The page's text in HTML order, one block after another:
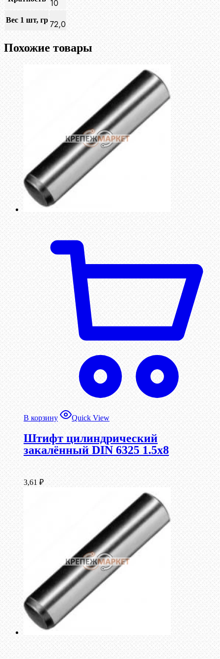
10
Вес 1 шт, гр 72,0
Похожие товары
В корзину Quick View
Штифт цилиндрический
закалённый DIN 6325 1.5х8
3,61 ₽